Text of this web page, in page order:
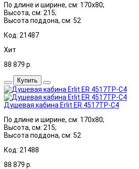
По длине и ширине, см: 170x80;
Высота, см: 215;
Высота поддона, см: 52
Код: 21487
Хит
88 879 р.
Купить
Душевая кабина Erlit ER 4517TP-C4
По длине и ширине, см: 170x80;
Высота, см: 215;
Высота поддона, см: 52
Код: 21488
88 879 р.